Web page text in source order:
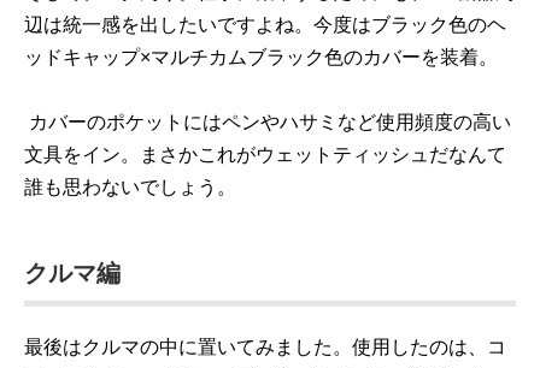
辺は統一感を出したいですよね。今度はブラック色のヘ
ッドキャップ×マルチカムブラック色のカバーを装着。
カバーのポケットにはペンやハサミなど使用頻度の高い
文具をイン。まさかこれがウェットティッシュだなんて
誰も思わないでしょう。
クルマ編
最後はクルマの中に置いてみました。使用したのは、コ